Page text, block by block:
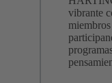
vibrante